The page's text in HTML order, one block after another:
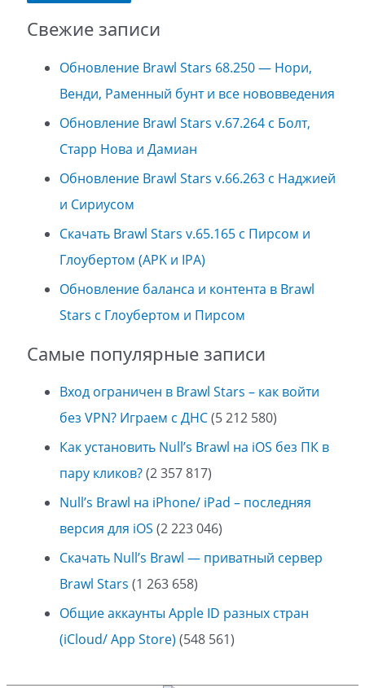
Свежие записи
Обновление Brawl Stars 68.250 — Нори,
Венди, Раменный бунт и все нововведения
Обновление Brawl Stars v.67.264 с Болт,
Старр Нова и Дамиан
Обновление Brawl Stars v.66.263 с Наджией
и Сириусом
Скачать Brawl Stars v.65.165 с Пирсом и
Глоубертом (APK и IPA)
Обновление баланса и контента в Brawl
Stars с Глоубертом и Пирсом
Самые популярные записи
Вход ограничен в Brawl Stars – как войти
без VPN? Играем с ДНС(5 212 580)
Как установить Null’s Brawl на iOS без ПК в
пару кликов?(2 357 817)
Null’s Brawl на iPhone/ iPad – последняя
версия для iOS (2 223 046)
Скачать Null’s Brawl — приватный сервер
Brawl Stars (1 263 658)
Общие аккаунты Apple ID разных стран
(iCloud/ App Store) (548 561)